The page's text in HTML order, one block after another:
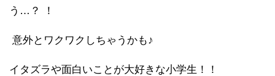
う…？ ！
意外とワクワクしちゃうかも♪
イタズラや面白いことが大好きな小学生！！